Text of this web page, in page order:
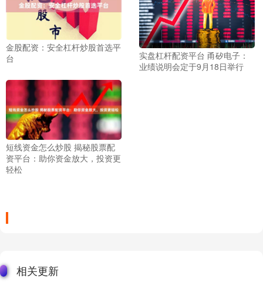
金股配资：安全杠杆炒股首选平
台
实盘杠杆配资平台 甬矽电子：
业绩说明会定于9月18日举行
短线资金怎么炒股 揭秘股票配
资平台：助你资金放大，投资更
轻松
相关更新